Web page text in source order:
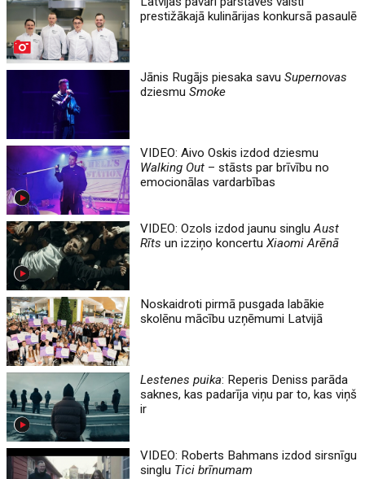
prestižākajā kulinārijas konkursā pasaulē
Jānis Rugājs piesaka savuSupernovas
dziesmuSmoke
VIDEO: Aivo Oskis izdod dziesmu
Walking Out – stāsts par brīvību no
emocionālas vardarbības
VIDEO: Ozols izdod jaunu singluAust
Rīts un izziņo koncertuXiaomi Arēnā
Noskaidroti pirmā pusgada labākie
skolēnu mācību uzņēmumi Latvijā
Lestenes puika: Reperis Deniss parāda
saknes, kas padarīja viņu par to, kas viņš
ir
VIDEO: Roberts Bahmans izdod sirsnīgu
singlu Tici brīnumam